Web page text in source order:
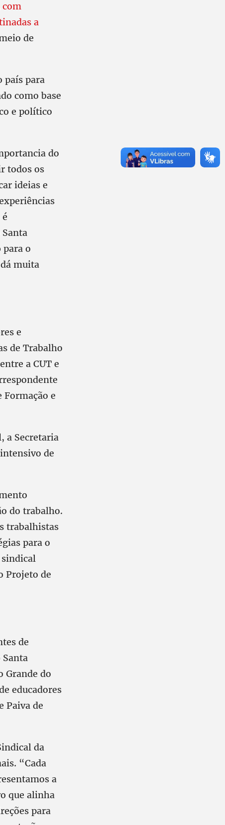
com
a
de
país para
como base
e político
do
todos os
ideias e
para o
muita
e
de Trabalho
a CUT e
Formação e
a Secretaria
de
do trabalho.
trabalhistas
para o
sindical
Projeto de
de
Grande do
educadores
Paiva de
da
“Cada
a
que alinha
para